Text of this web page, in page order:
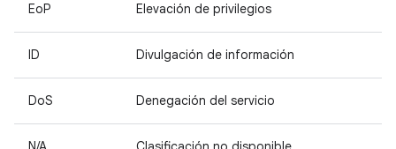
EoP Elevación de privilegios
ID Divulgación de información
DoS Denegación del servicio